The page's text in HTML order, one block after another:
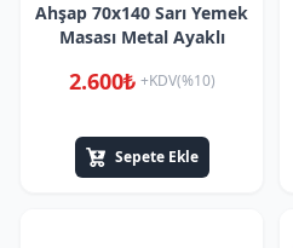
Ahşap 70x140 Sarı Yemek
Masası Metal Ayaklı
2.600₺ +KDV(%10)
Sepete Ekle